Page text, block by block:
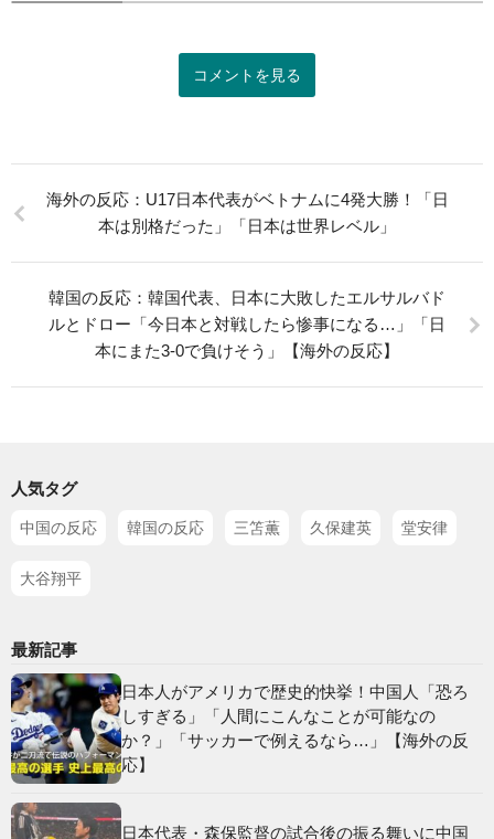
コメントを見る
海外の反応：U17日本代表がベトナムに4発大勝！「日
本は別格だった」「日本は世界レベル」
韓国の反応：韓国代表、日本に大敗したエルサルバド
ルとドロー「今日本と対戦したら惨事になる…」「日
本にまた3-0で負けそう」【海外の反応】
人気タグ
中国の反応 韓国の反応 三笘薫 久保建英 堂安律
大谷翔平
最新記事
日本人がアメリカで歴史的快挙！中国人「恐ろ
しすぎる」「人間にこんなことが可能なの
か？」「サッカーで例えるなら…」【海外の反
応】
日本代表・森保監督の試合後の振る舞いに中国